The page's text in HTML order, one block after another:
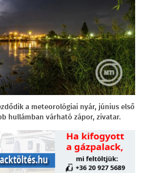
a meteorológiai nyár, június első
hullámban várható zápor, zivatar.